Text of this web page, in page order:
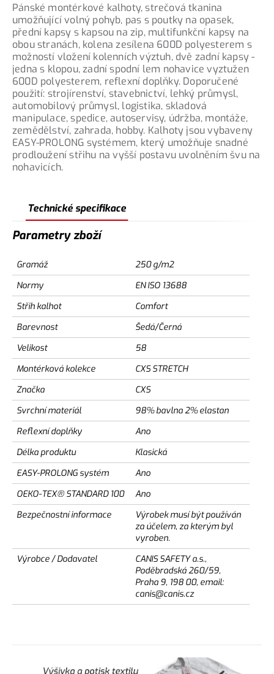
Pánské montérkové kalhoty, strečová tkanina
umožňující volný pohyb, pas s poutky na opasek,
přední kapsy s kapsou na zip, multifunkční kapsy na
obou stranách, kolena zesílena 600D polyesterem s
možností vložení kolenních výztuh, dvě zadní kapsy -
jedna s klopou, zadní spodní lem nohavice vyztužen
600D polyesterem, reflexní doplňky. Doporučené
použití: strojírenství, stavebnictví, lehký průmysl,
automobilový průmysl, logistika, skladová
manipulace, spedice, autoservisy, údržba, montáže,
zemědělství, zahrada, hobby. Kalhoty jsou vybaveny
EASY-PROLONG systémem, který umožňuje snadné
prodloužení střihu na vyšší postavu uvolněním švu na
nohavicích.
Technické specifikace
Parametry zboží
Gramáž
250 g/m2
Normy
EN ISO 13688
Střih kalhot
Comfort
Barevnost
Šedá/Černá
Velikost
58
Montérková kolekce
CXS STRETCH
Značka
CXS
Svrchní materiál
98% bavlna 2% elastan
Reflexní doplňky
Ano
Délka produktu
Klasická
EASY-PROLONG systém
Ano
OEKO-TEX® STANDARD 100
Ano
Bezpečnostní informace
Výrobek musí být používán
za účelem, za kterým byl
vyroben.
Výrobce / Dodavatel
CANIS SAFETY a.s.,
Poděbradská 260/59,
Praha 9, 198 00, email:
canis@canis.cz